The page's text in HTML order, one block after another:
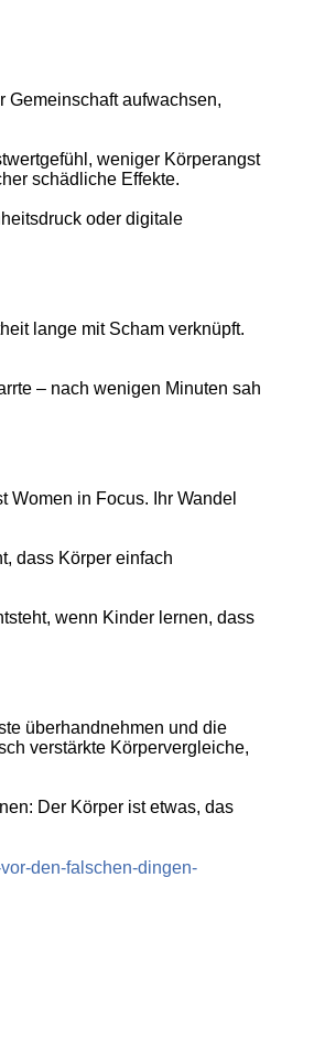
Gemeinschaft aufwachsen,
weniger Körperangst
schädliche Effekte.
oder digitale
lange mit Scham verknüpft.
– nach wenigen Minuten sah
in Focus. Ihr Wandel
dass Körper einfach
wenn Kinder lernen, dass
überhandnehmen und die
verstärkte Körpervergleiche,
Der Körper ist etwas, das
den-falschen-dingen-